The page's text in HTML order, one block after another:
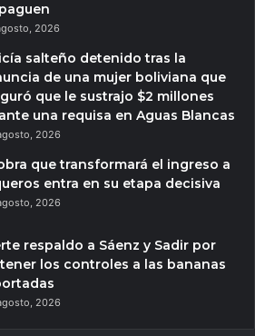
2026
salteño detenido tras la
de una mujer boliviana que
que le sustrajo $2 millones
una requisa en Aguas Blancas
2026
que transformará el ingreso a
entra en su etapa decisiva
2026
respaldo a Sáenz y Sadir por
los controles a las bananas
2026